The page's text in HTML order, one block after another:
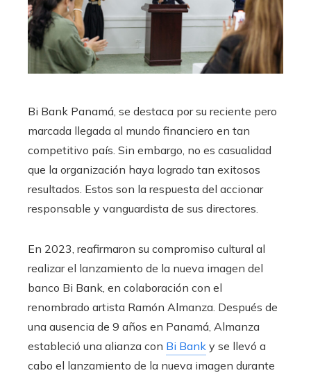
Bi Bank Panamá, se destaca por su reciente pero
marcada llegada al mundo financiero en tan
competitivo país. Sin embargo, no es casualidad
que la organización haya logrado tan exitosos
resultados. Estos son la respuesta del accionar
responsable y vanguardista de sus directores.
En 2023, reafirmaron su compromiso cultural al
realizar el lanzamiento de la nueva imagen del
banco Bi Bank, en colaboración con el
renombrado artista Ramón Almanza. Después de
una ausencia de 9 años en Panamá, Almanza
estableció una alianza con Bi Bank y se llevó a
cabo el lanzamiento de la nueva imagen durante